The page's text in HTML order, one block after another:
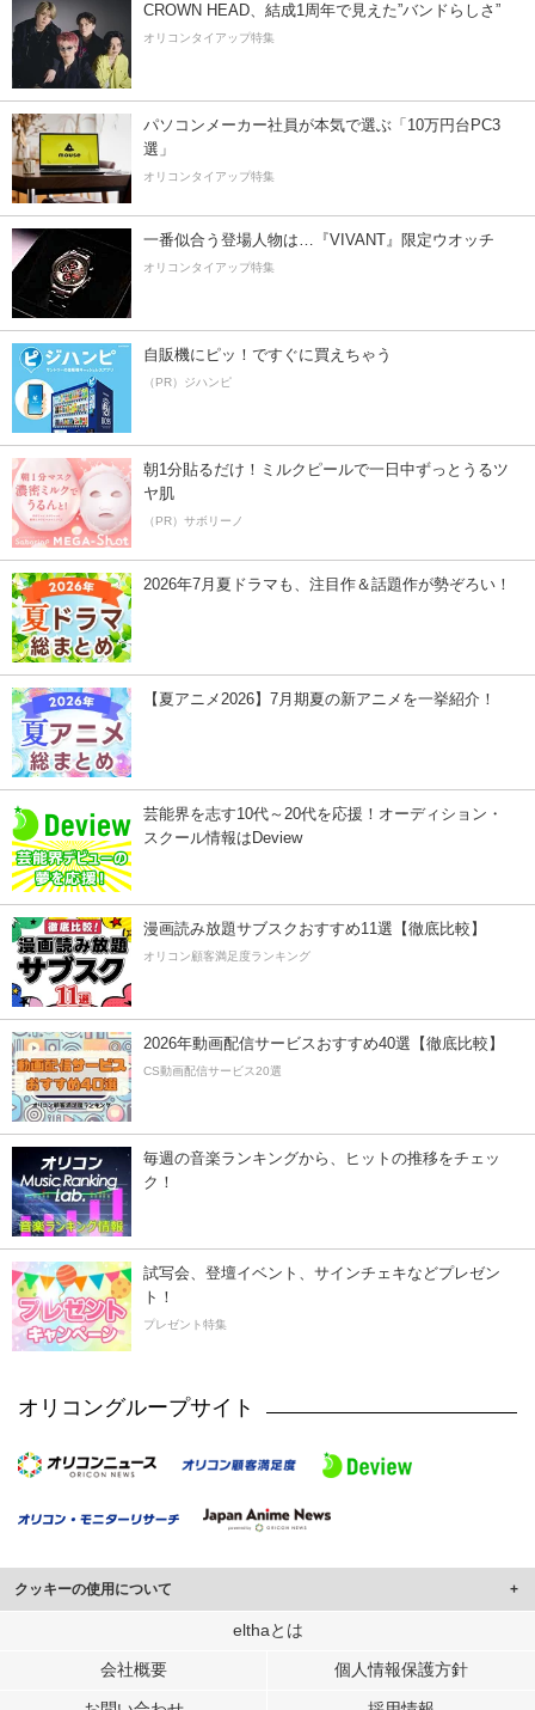
CROWN HEAD、結成1周年で見えた”バンドらしさ”
オリコンタイアップ特集
パソコンメーカー社員が本気で選ぶ「10万円台PC3
選」
オリコンタイアップ特集
一番似合う登場人物は…『VIVANT』限定ウオッチ
オリコンタイアップ特集
自販機にピッ！ですぐに買えちゃう
（PR）ジハンピ
朝1分貼るだけ！ミルクピールで一日中ずっとうるツ
ヤ肌
（PR）サボリーノ
2026年7月夏ドラマも、注目作＆話題作が勢ぞろい！
【夏アニメ2026】7月期夏の新アニメを一挙紹介！
芸能界を志す10代～20代を応援！オーディション・
スクール情報はDeview
漫画読み放題サブスクおすすめ11選【徹底比較】
オリコン顧客満足度ランキング
2026年動画配信サービスおすすめ40選【徹底比較】
CS動画配信サービス20選
毎週の音楽ランキングから、ヒットの推移をチェッ
ク！
試写会、登壇イベント、サインチェキなどプレゼン
ト！
プレゼント特集
オリコングループサイト
クッキーの使用について
このサイトでは Cookie を使用して、ユーザーに合わせたコンテンツや広告の
行っています。
elthaとは
会社概要 個人情報保護方針